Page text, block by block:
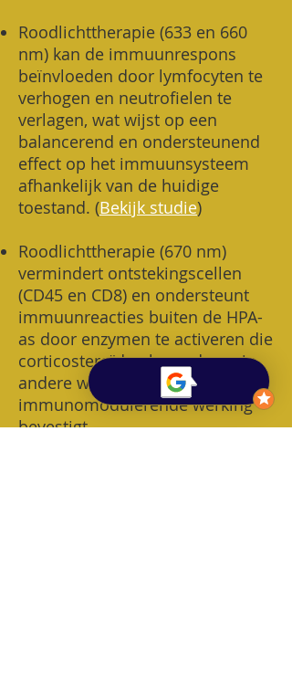
Roodlichttherapie (633 en 660
nm) kan de immuunrespons
beïnvloeden door lymfocyten te
verhogen en neutrofielen te
verlagen, wat wijst op een
balancerend en ondersteunend
effect op het immuunsysteem
afhankelijk van de huidige
toestand. (Bekijk studie)
Roodlichttherapie (670 nm)
vermindert ontstekingscellen
(CD45 en CD8) en ondersteunt
immuunreacties buiten de HPA-
as door enzymen te activeren die
corticosteroïden bevorderen in
andere weefsels, wat de
immunomodulerende werking
bevestigt.